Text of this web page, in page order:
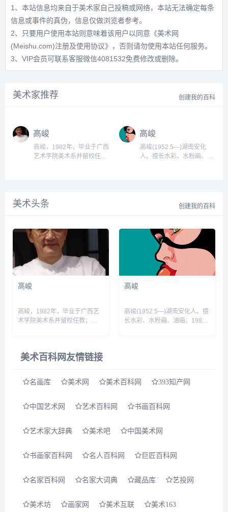
1、本站信息均来自于美术家自己投稿或网络，本站无法确定每条
信息或事件的真伪，信息仅做浏览者参考。
2、只要用户使用本站则意味着该用户以同意 《美术网
(Meishu.com)注册及使用协议》 ，否则请勿使用本站任何服务。
3、VIP会员可联系客服微信4081532免费修改或删除。
美术家推荐 创建我的百科
高峻
高峻，1982年，毕业于广西
艺术学院美术系并留校任
学管理并获得成功。学生毕
年，赴美学者访问；1986
年，被广西艺术学院破格评
为副教授；1989年，创办梅
高，现任梅高（中国）公司
董事长。在19年的创业及发
展历...
高峻
高峻(1952.5—)湖南安化
人。擅长水彩、水粉画、油
《新港》、水彩画《寻找地
美术头条 创建我的百科
高峻
高峻，1982年，毕业于广西艺
术学院美术系并留校任教；
人，全面主管教学管理并获得成
1985年，赴美学者访问；1986
教授；1989年，创办梅高，现
高峻
高峻(1952.5—)湖南安化人。擅
长水彩、水粉画、油画。1981
美术百科网友情链接
名画库 美术网 美术百科网 393知产网
中国艺术网 艺术百科网 书画百科网
艺术家大辞典 美术吧 中国美术网
书画家百科网 名人百科网 巨匠百科网
名家百科网 名家大词典 藏品库 艺投网
美术坊 画家网 美术互联 美术163